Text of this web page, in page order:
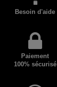
Besoin d'aide
Paiement
100% sécurisé